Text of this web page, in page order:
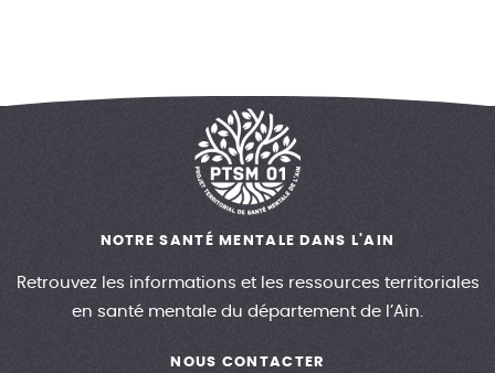
NOTRE SANTÉ MENTALE DANS L'AIN
Retrouvez les informations et les ressources territoriales
en santé mentale du département de l’Ain.
NOUS CONTACTER